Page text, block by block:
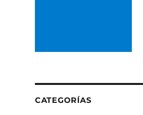
CATEGORÍAS